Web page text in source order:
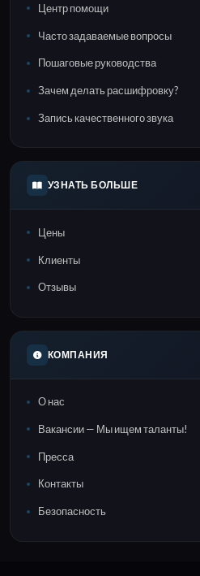
Центр помощи
Часто задаваемые вопросы
Пошаговые руководства
Зачем делать расшифровку?
Запись качественного звука
УЗНАТЬ БОЛЬШЕ
Цены
Клиенты
Отзывы
КОМПАНИЯ
О нас
Вакансии — Мы ищем таланты!
Пресса
Контакты
Безопасность